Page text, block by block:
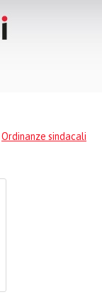
Ordinanze sindacali